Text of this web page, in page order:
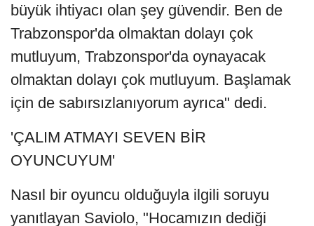
büyük ihtiyacı olan şey güvendir. Ben de
Trabzonspor'da olmaktan dolayı çok
mutluyum, Trabzonspor'da oynayacak
olmaktan dolayı çok mutluyum. Başlamak
için de sabırsızlanıyorum ayrıca" dedi.
'ÇALIM ATMAYI SEVEN BİR
OYUNCUYUM'
Nasıl bir oyuncu olduğuyla ilgili soruyu
yanıtlayan Saviolo, "Hocamızın dediği